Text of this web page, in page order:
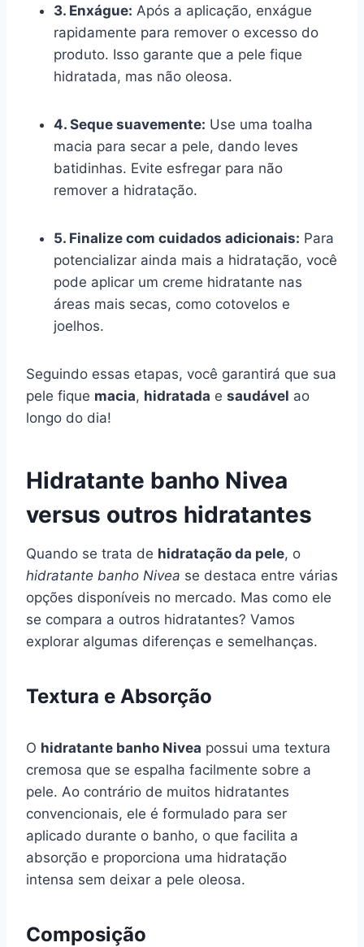
3. Enxágue: Após a aplicação, enxágue
rapidamente para remover o excesso do
produto. Isso garante que a pele fique
hidratada, mas não oleosa.
4. Seque suavemente: Use uma toalha
macia para secar a pele, dando leves
batidinhas. Evite esfregar para não
remover a hidratação.
5. Finalize com cuidados adicionais: Para
potencializar ainda mais a hidratação, você
pode aplicar um creme hidratante nas
áreas mais secas, como cotovelos e
joelhos.
Seguindo essas etapas, você garantirá que sua
pele fique macia, hidratada e saudável ao
longo do dia!
Hidratante banho Nivea
versus outros hidratantes
Quando se trata de hidratação da pele, o
hidratante banho Nivea se destaca entre várias
opções disponíveis no mercado. Mas como ele
se compara a outros hidratantes? Vamos
explorar algumas diferenças e semelhanças.
Textura e Absorção
O hidratante banho Nivea possui uma textura
cremosa que se espalha facilmente sobre a
pele. Ao contrário de muitos hidratantes
convencionais, ele é formulado para ser
aplicado durante o banho, o que facilita a
absorção e proporciona uma hidratação
intensa sem deixar a pele oleosa.
Composição